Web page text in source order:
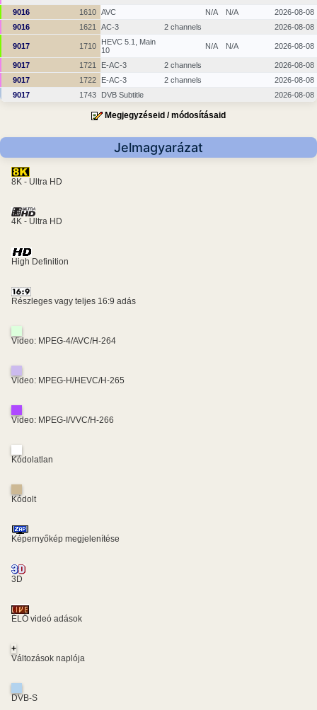
9016 1610 AVC N/A N/A
2026-08-08
9016
1621 AC-3 2 channels 2026-08-08
9017 1710
HEVC 5.1, Main
10
N/A N/A 2026-08-08
9017 1721 E-AC-3 2 channels
2026-08-08
9017
1722 E-AC-3 2 channels
2026-08-08
9017
1743 DVB Subtitle 2026-08-08
Megjegyzéseid / módosításaid
Jelmagyarázat
8K - Ultra HD
4K - Ultra HD
High Definition
Részleges vagy teljes 16:9 adás
Video: MPEG-4/AVC/H-264
Video: MPEG-H/HEVC/H-265
Video: MPEG-I/VVC/H-266
Kódolatlan
Kódolt
Képernyőkép megjelenítése
3D
ÉLŐ videó adások
+
Változások naplója
DVB-S